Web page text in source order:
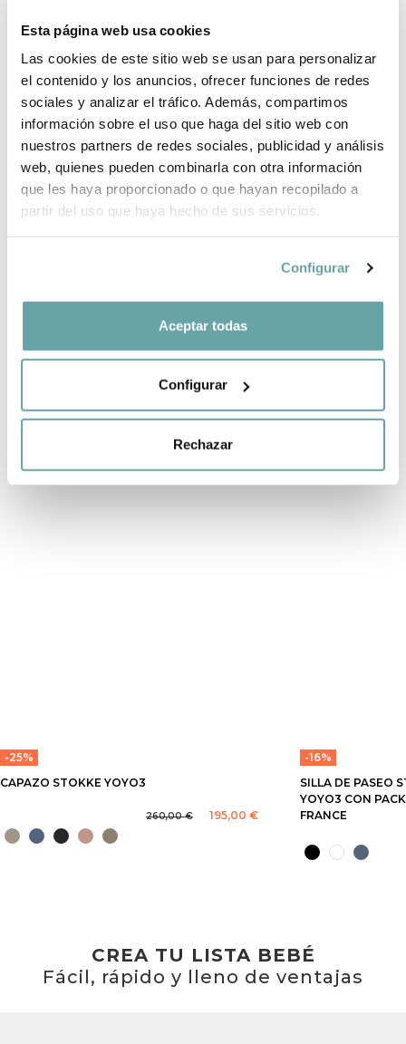
Esta página web usa cookies
Las cookies de este sitio web se usan para personalizar
el contenido y los anuncios, ofrecer funciones de redes
sociales y analizar el tráfico. Además, compartimos
información sobre el uso que haga del sitio web con
nuestros partners de redes sociales, publicidad y análisis
web, quienes pueden combinarla con otra información
que les haya proporcionado o que hayan recopilado a
partir del uso que haya hecho de sus servicios.
Configurar
Aceptar todas
Configurar
Rechazar
¿POR QUÉ ELEGIR BITTI?
INFORMACIÓN DE LA MARCA
COMPARTIR
OTROS CLIENTES TAMBIÉN VIERON
-25%
CAPAZO STOKKE YOYO3
260,00 € 195,00 €
-16%
SILLA DE PASEO
YOYO3 CON
FRANCE
CREA TU LISTA BEBÉ
Fácil, rápido y lleno de ventajas